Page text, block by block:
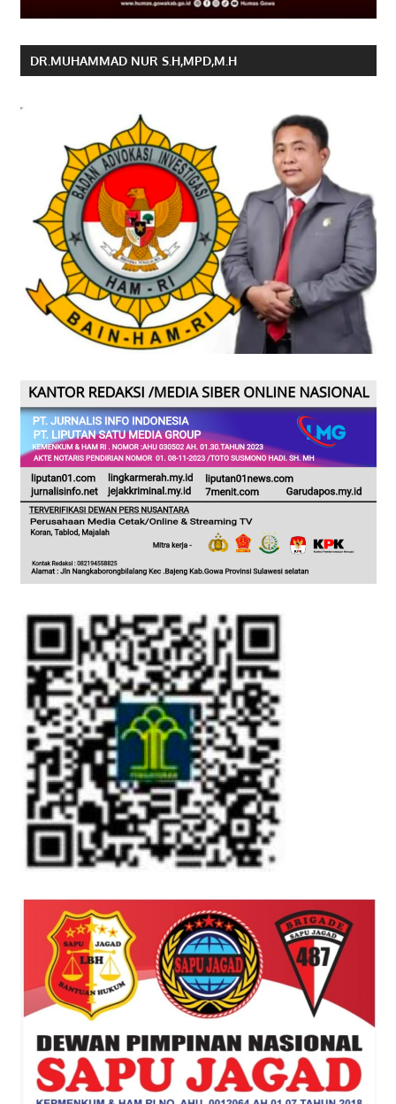
DR.MUHAMMAD NUR S.H,MPD,M.H